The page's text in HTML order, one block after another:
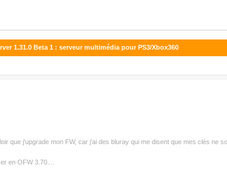
1.31.0 Beta 1 : serveur multimédia pour PS3/Xbox360
que j'upgrade mon FW, car j'ai des bluray qui me disent que mes clés ne
en OFW 3.70....